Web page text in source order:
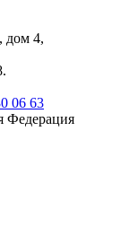
дом 4,
06 63
Федерация